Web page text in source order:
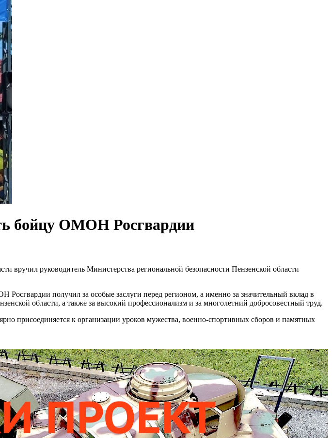
бойцу ОМОН Росгвардии
руководитель Министерства региональной безопасности Пензенской области
получил за особые заслуги перед регионом, а именно за значительный вклад в
области, а также за высокий профессионализм и за многолетний добросовестный труд.
присоединяется к организации уроков мужества, военно-спортивных сборов и памятных